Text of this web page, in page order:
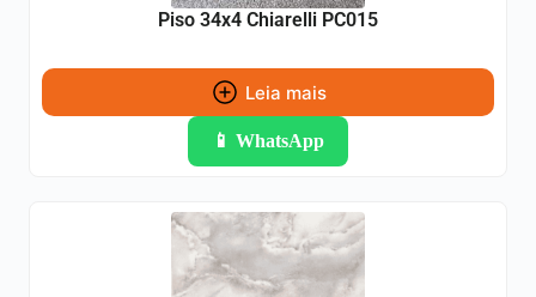
Piso 34x4 Chiarelli PC015
Leia mais
📱 WhatsApp